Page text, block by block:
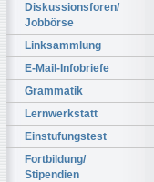
Diskussionsforen/
Jobbörse
Linksammlung
E-Mail-Infobriefe
Grammatik
Lernwerkstatt
Einstufungstest
Fortbildung/
Stipendien